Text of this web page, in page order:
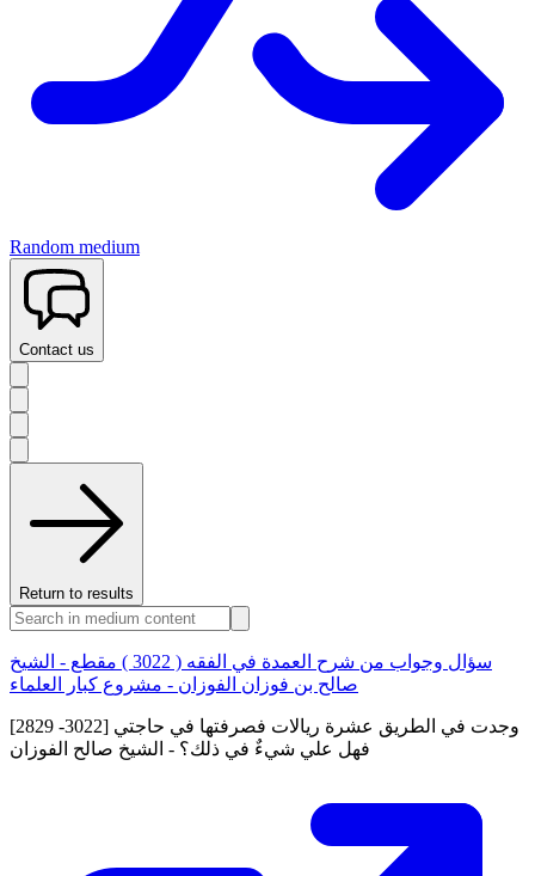
Random medium
Contact us
Return to results
سؤال وجواب من شرح العمدة في الفقه ( 3022 ) مقطع - الشيخ
صالح بن فوزان الفوزان - مشروع كبار العلماء
[2829 -3022] وجدت في الطريق عشرة ريالات فصرفتها في حاجتي
فهل علي شيءٌ في ذلك؟ - الشيخ صالح الفوزان